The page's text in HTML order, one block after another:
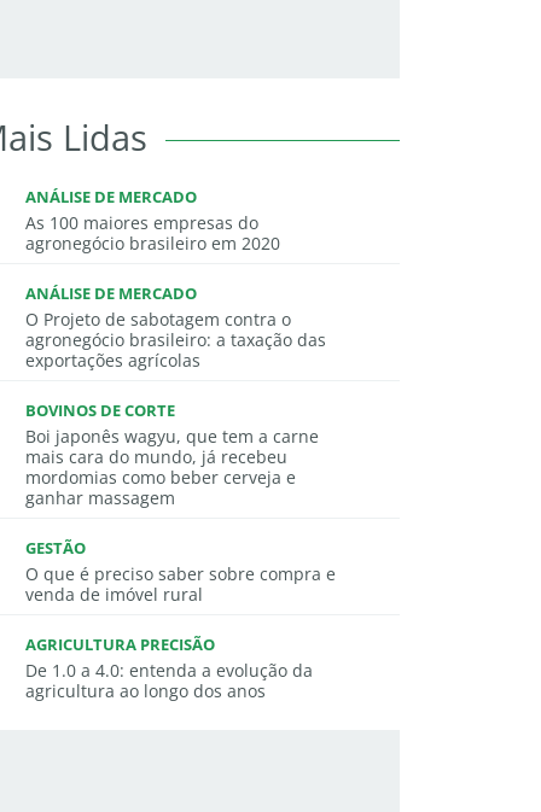
Lidas
ANÁLISE DE MERCADO
As 100 maiores empresas do
agronegócio brasileiro em 2020
ANÁLISE DE MERCADO
O Projeto de sabotagem contra o
agronegócio brasileiro: a taxação das
exportações agrícolas
BOVINOS DE CORTE
Boi japonês wagyu, que tem a carne
mais cara do mundo, já recebeu
mordomias como beber cerveja e
ganhar massagem
GESTÃO
O que é preciso saber sobre compra e
venda de imóvel rural
AGRICULTURA PRECISÃO
De 1.0 a 4.0: entenda a evolução da
agricultura ao longo dos anos